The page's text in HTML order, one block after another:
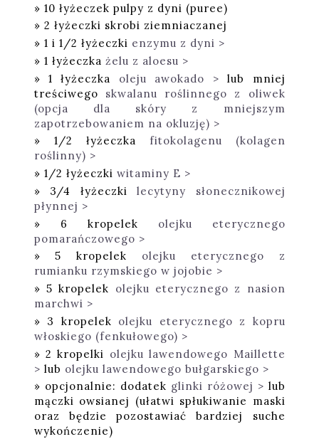
10 łyżeczek pulpy z dyni (puree)
2 łyżeczki skrobi ziemniaczanej
1 i 1/2 łyżeczki enzymu z dyni >
1 łyżeczka żelu z aloesu >
1 łyżeczka oleju awokado > lub mniej
treściwego skwalanu roślinnego z oliwek
(opcja dla skóry z mniejszym
zapotrzebowaniem na okluzję) >
1/2 łyżeczka fitokolagenu (kolagen
roślinny) >
1/2 łyżeczki witaminy E >
3/4 łyżeczki lecytyny słonecznikowej
płynnej >
6 kropelek olejku eterycznego
pomarańczowego >
5 kropelek olejku eterycznego z
rumianku rzymskiego w jojobie >
5 kropelek olejku eterycznego z nasion
marchwi >
3 kropelek olejku eterycznego z kopru
włoskiego (fenkułowego) >
2 kropelki olejku lawendowego Maillette
> lub olejku lawendowego bułgarskiego >
opcjonalnie: dodatek glinki różowej > lub
mączki owsianej (ułatwi spłukiwanie maski
oraz będzie pozostawiać bardziej suche
wykończenie)